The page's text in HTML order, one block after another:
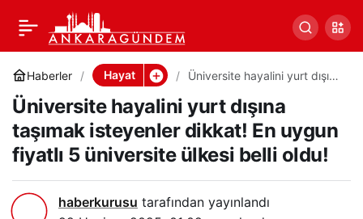
Haberler Hayat
Üniversite hayalini yurt dışına
uygun fiyatlı 5 üniversite
ülkesi belli oldu!
Üniversite hayalini yurt dışına
taşımak isteyenler dikkat! En uygun
fiyatlı 5 üniversite ülkesi belli oldu!
haberkurusu tarafından yayınlandı
Üniversite hayalini yurt
dışına taşımak isteyenler
dikkat! En uygun fiyatlı 5
üniversite ülkesi belli
oldu!
0 Paylaş